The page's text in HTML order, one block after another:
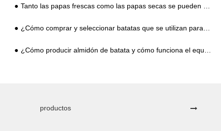
Tanto las papas frescas como las papas secas se pueden usar para el procesamiento de almidón. ¿Cuál es la diferencia en el equipo de procesamiento?
¿Cómo comprar y seleccionar batatas que se utilizan para el procesamiento de almidón?
¿Cómo producir almidón de batata y cómo funciona el equipo de procesamiento moderno de almidón de batata?
productos